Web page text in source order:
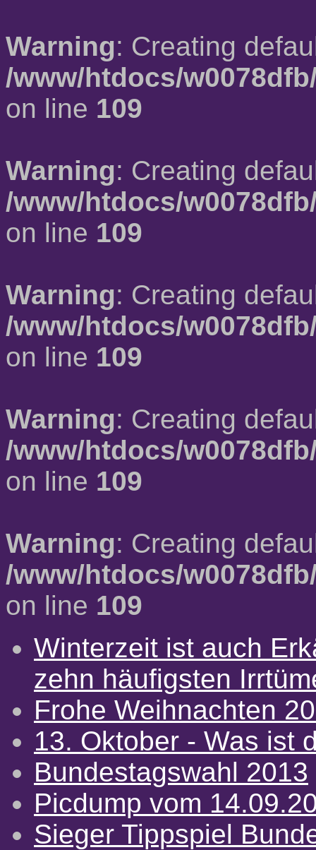
Warning: Creating
/www/htdocs/
on line 109
Warning: Creating
/www/htdocs/
on line 109
Warning: Creating
/www/htdocs/
on line 109
Warning: Creating
/www/htdocs/
on line 109
Warning: Creating
/www/htdocs/
on line 109
Winterzeit ist auch
zehn häufigsten
Frohe Weihnachten
13. Oktober - Was ist
Bundestagswahl 2013
Picdump vom
Sieger Tippspiel